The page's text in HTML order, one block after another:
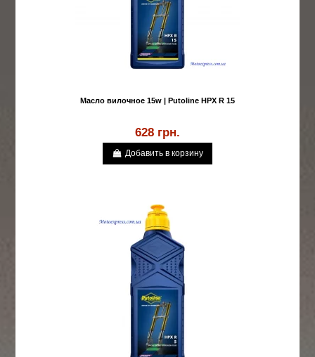
Масло вилочное 15w | Putoline HPX R 15
628 грн.
Добавить в корзину